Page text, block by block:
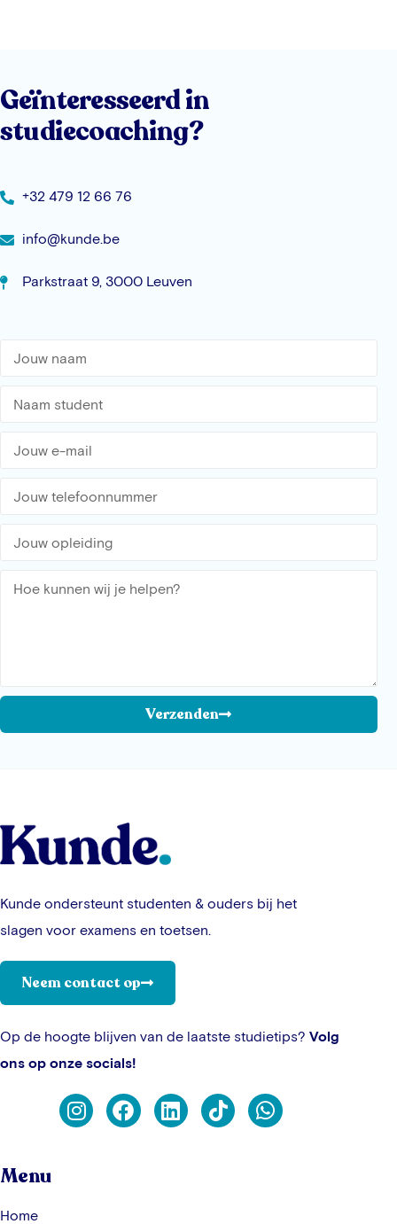
Geïnteresseerd in
studiecoaching?
+32 479 12 66 76
info@kunde.be
Parkstraat 9, 3000 Leuven
Verzenden
Kunde ondersteunt studenten & ouders bij het
slagen voor examens en toetsen.
Neem contact op
Op de hoogte blijven van de laatste studietips? Volg
ons op onze socials!
Menu
Home